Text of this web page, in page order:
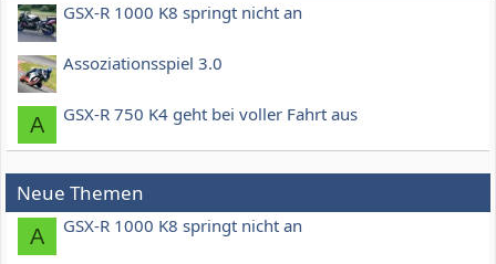
GSX-R 1000 K8 springt nicht an
Assoziationsspiel 3.0
A GSX-R 750 K4 geht bei voller Fahrt aus
Neue Themen
A GSX-R 1000 K8 springt nicht an